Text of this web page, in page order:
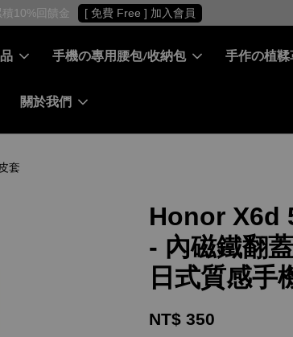
積10%回饋金 [ 免費 Free ] 加入會員
手機の專用腰包/收納包 手作の植
關於我們
套
Honor X6d
- 內磁鐵翻
日式質感手
NT$ 350